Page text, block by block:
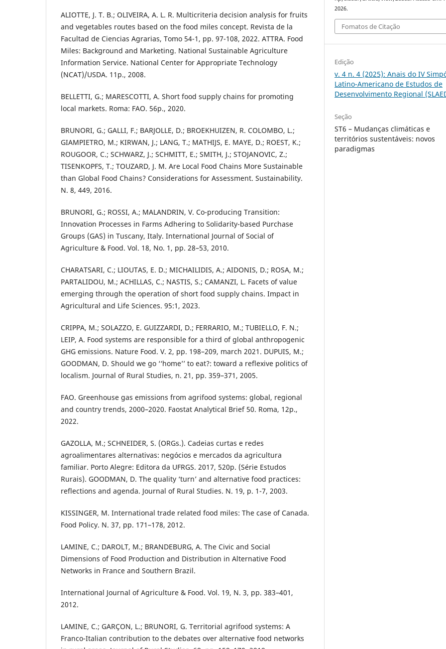
ALIOTTE, J. T. B.; OLIVEIRA, A. L. R. Multicriteria decision analysis for fruits
and vegetables routes based on the food miles concept. Revista de la
Facultad de Ciencias Agrarias, Tomo 54-1, pp. 97-108, 2022. ATTRA. Food
Miles: Background and Marketing. National Sustainable Agriculture
Information Service. National Center for Appropriate Technology
(NCAT)/USDA. 11p., 2008.
BELLETTI, G.; MARESCOTTI, A. Short food supply chains for promoting
local markets. Roma: FAO. 56p., 2020.
BRUNORI, G.; GALLI, F.; BARJOLLE, D.; BROEKHUIZEN, R. COLOMBO, L.;
GIAMPIETRO, M.; KIRWAN, J.; LANG, T.; MATHIJS, E. MAYE, D.; ROEST, K.;
ROUGOOR, C.; SCHWARZ, J.; SCHMITT, E.; SMITH, J.; STOJANOVIC, Z.;
TISENKOPFS, T.; TOUZARD, J. M. Are Local Food Chains More Sustainable
than Global Food Chains? Considerations for Assessment. Sustainability.
N. 8, 449, 2016.
BRUNORI, G.; ROSSI, A.; MALANDRIN, V. Co-producing Transition:
Innovation Processes in Farms Adhering to Solidarity-based Purchase
Groups (GAS) in Tuscany, Italy. International Journal of Social of
Agriculture & Food. Vol. 18, No. 1, pp. 28–53, 2010.
CHARATSARI, C.; LIOUTAS, E. D.; MICHAILIDIS, A.; AIDONIS, D.; ROSA, M.;
PARTALIDOU, M.; ACHILLAS, C.; NASTIS, S.; CAMANZI, L. Facets of value
emerging through the operation of short food supply chains. Impact in
Agricultural and Life Sciences. 95:1, 2023.
CRIPPA, M.; SOLAZZO, E. GUIZZARDI, D.; FERRARIO, M.; TUBIELLO, F. N.;
LEIP, A. Food systems are responsible for a third of global anthropogenic
GHG emissions. Nature Food. V. 2, pp. 198–209, march 2021. DUPUIS, M.;
GOODMAN, D. Should we go ‘‘home’’ to eat?: toward a reflexive politics of
localism. Journal of Rural Studies, n. 21, pp. 359–371, 2005.
FAO. Greenhouse gas emissions from agrifood systems: global, regional
and country trends, 2000–2020. Faostat Analytical Brief 50. Roma, 12p.,
2022.
GAZOLLA, M.; SCHNEIDER, S. (ORGs.). Cadeias curtas e redes
agroalimentares alternativas: negócios e mercados da agricultura
familiar. Porto Alegre: Editora da UFRGS. 2017, 520p. (Série Estudos
Rurais). GOODMAN, D. The quality ‘turn’ and alternative food practices:
reflections and agenda. Journal of Rural Studies. N. 19, p. 1-7, 2003.
KISSINGER, M. International trade related food miles: The case of Canada.
Food Policy. N. 37, pp. 171–178, 2012.
LAMINE, C.; DAROLT, M.; BRANDEBURG, A. The Civic and Social
Dimensions of Food Production and Distribution in Alternative Food
Networks in France and Southern Brazil.
International Journal of Agriculture & Food. Vol. 19, N. 3, pp. 383–401,
2012.
LAMINE, C.; GARÇON, L.; BRUNORI, G. Territorial agrifood systems: A
Franco-Italian contribution to the debates over alternative food networks
2026.
Fomatos de Citação
Edição
v. 4 n. 4 (2025): Anais do IV
Latino-Americano de Estudos de
Desenvolvimento Regional
Seção
ST6 – Mudanças climáticas e
territórios sustentáveis: novos
paradigmas